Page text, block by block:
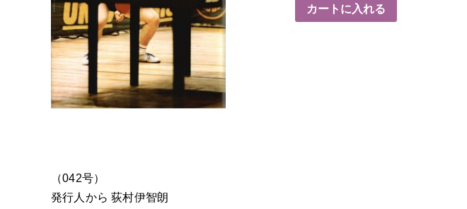
カートに入れる
（042号）
発行人から 荻村伊智朗